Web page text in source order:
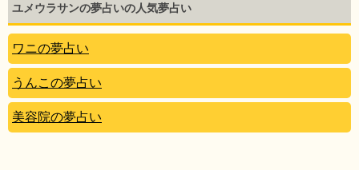
ユメウラサンの夢占いの人気夢占い
ワニの夢占い
うんこの夢占い
美容院の夢占い